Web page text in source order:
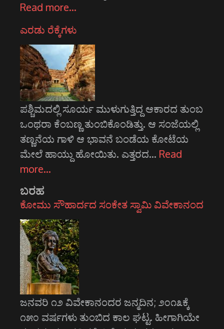
Read more…
ಎರಡು ರೆಕ್ಕೆಗಳು
ಪಶ್ಚಿಮದಲ್ಲಿ ಸೂರ್ಯ ಮುಳುಗುತ್ತಿದ್ದ ಆಕಾರದ ತುಂಬ
ಒಂಥರಾ ಕೆಂಬಣ್ಣ ತುಂಬಿಕೊಂಡಿತ್ತು. ಆ ಸಂಜೆಯಲ್ಲಿ
ತಣ್ಣನೆಯ ಗಾಳಿ ಆ ಭಾವನೆ ಬಂಡೆಯ ಕೋಟೆಯ
ಮೇಲೆ ಹಾಯ್ದು ಹೋಯಿತು. ಎತ್ತರದ… Read
more…
ಬರಹ
ಕೋಮು ಸೌಹಾರ್ದದ ಸಂಕೇತ ಸ್ವಾಮಿ ವಿವೇಕಾನಂದ
ಜನವರಿ ೧೨ ವಿವೇಕಾನಂದರ ಜನ್ಮದಿನ; ೨೦೧೩ಕ್ಕೆ
೧೫೦ ವರ್ಷಗಳು ತುಂಬಿದ ಕಾಲ ಘಟ್ಟ. ಹೀಗಾಗಿಯೇ